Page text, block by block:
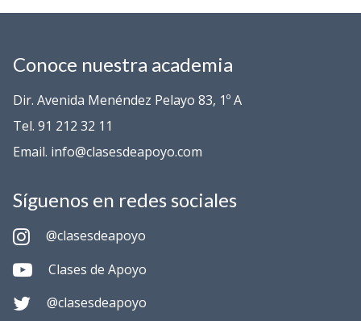
Conoce nuestra academia
Dir. Avenida Menéndez Pelayo 83, 1º A
Tel. 91 212 32 11
Email. info@clasesdeapoyo.com
Síguenos en redes sociales
@clasesdeapoyo
Clases de Apoyo
@clasesdeapoyo